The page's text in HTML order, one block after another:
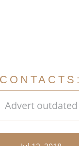
Advert outdated